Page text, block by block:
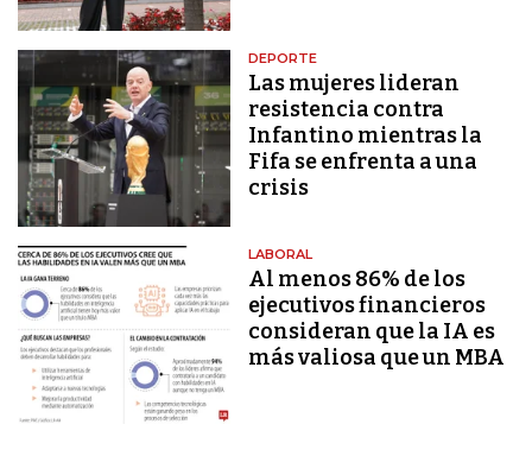
DEPORTE
Las mujeres lideran
resistencia contra
Infantino mientras la
Fifa se enfrenta a una
crisis
LABORAL
Al menos 86% de los
ejecutivos financieros
consideran que la IA es
más valiosa que un MBA